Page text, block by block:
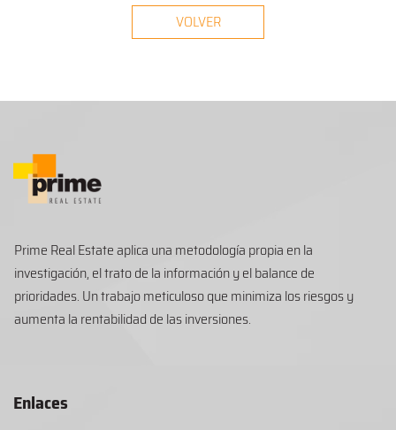
VOLVER
Prime Real Estate aplica una metodología propia en la
investigación, el trato de la información y el balance de
prioridades. Un trabajo meticuloso que minimiza los riesgos y
aumenta la rentabilidad de las inversiones.
Enlaces